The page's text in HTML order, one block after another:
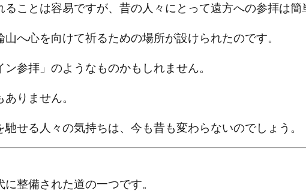
ことは容易ですが、昔の人々にとって遠方への参拝は簡
へ心を向けて祈るための場所が設けられたのです。
参拝」のようなものかもしれません。
りません。
せる人々の気持ちは、今も昔も変わらないのでしょう。
整備された道の一つです。